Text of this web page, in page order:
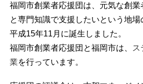
福岡市創業者応援団は、元気な創
と専門知識で支援したいという地場
平成15年11月に誕生しました。
福岡市創業者応援団と福岡市は、
ス
業を行っています。